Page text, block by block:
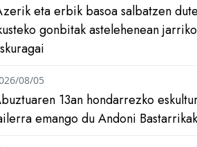
eta erbik basoa salbatzen
gonbitak astelehenean
13an hondarrezko
emango du Andoni Bastarrikak
08/05